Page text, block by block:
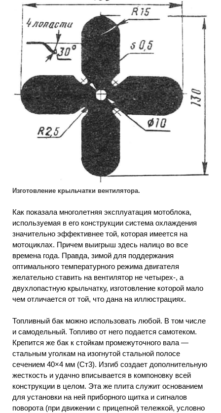
Изготовление крыльчатки вентилятора.
Как показала многолетняя эксплуатация мотоблока,
используемая в его конструкции система охлаждения
значительно эффективнее той, которая имеется на
мотоциклах. Причем выигрыш здесь налицо во все
времена года. Правда, зимой для поддержания
оптимального температурного режима двигателя
желательно ставить на вентилятор не четырех-, а
двухлопастную крыльчатку, изготовление которой мало
чем отличается от той, что дана на иллюстрациях.
Топливный бак можно использовать любой. В том числе
и самодельный. Топливо от него подается самотеком.
Крепится же бак к стойкам промежуточного вала —
стальным уголкам на изогнутой стальной полосе
сечением 40×4 мм (Ст3). Изгиб создает дополнительную
жесткость и удачно вписывается в компоновку всей
конструкции в целом. Эта же плита служит основанием
для установки на ней приборного щитка и сигналов
поворота (при движении с прицепной тележкой, условно